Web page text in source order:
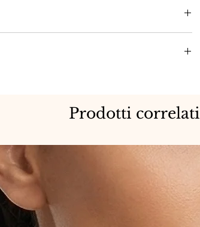
Prodotti correlati